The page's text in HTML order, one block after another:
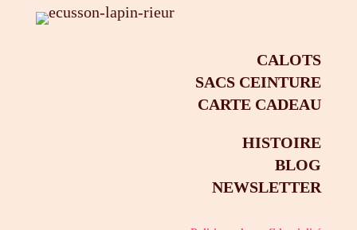
CALOTS
SACS CEINTURE
CARTE CADEAU
HISTOIRE
BLOG
NEWSLETTER